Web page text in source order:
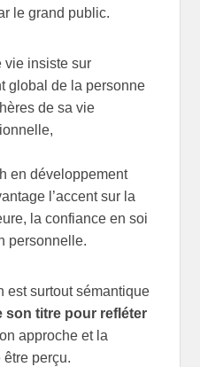
le grand public.
vie insiste sur
global de la personne
de sa vie
en développement
l’accent sur la
la confiance en soi
personnelle.
est surtout sémantique
son titre pour refléter
approche et la
perçu.